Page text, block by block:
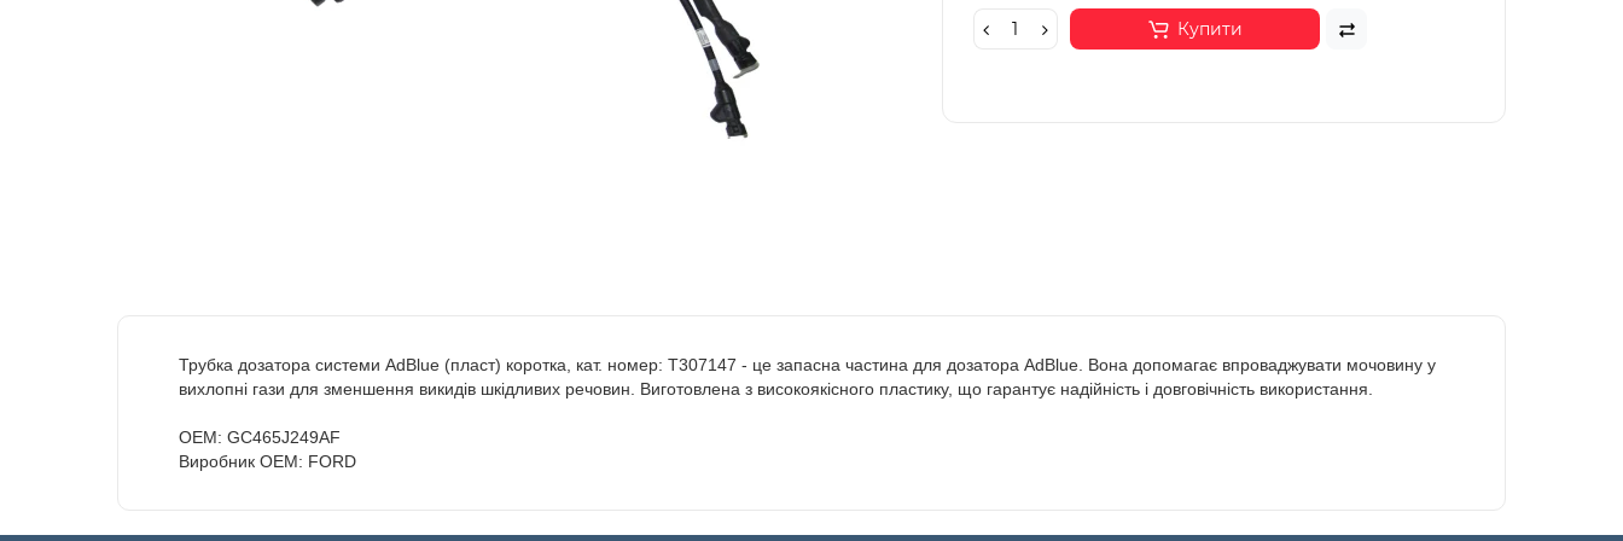
Купити
Трубка дозатора системи AdBlue (пласт) коротка, кат. номер: T307147 - це запасна частина для дозатора AdBlue. Вона допомагає впроваджувати мочовину у
вихлопні гази для зменшення викидів шкідливих речовин. Виготовлена з високоякісного пластику, що гарантує надійність і довговічність використання.
OEM: GC465J249AF
Виробник OEM: FORD